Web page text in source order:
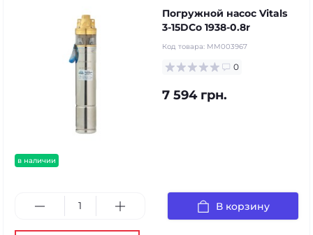
в наличии
Погружной насос Vitals
3-15DCo 1938-0.8r
Код товара: MM003967
0
7 594 грн.
В корзину